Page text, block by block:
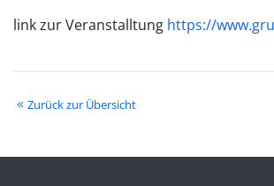
link zur Veranstalltung https://
Zurück zur Übersicht